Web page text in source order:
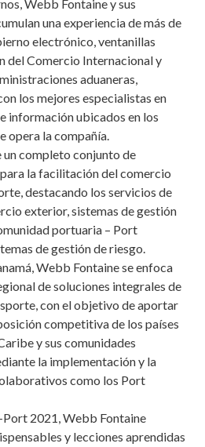
Webb Fontaine y sus
una experiencia de más de
electrónico, ventanillas
del Comercio Internacional y
aduaneras,
los mejores especialistas en
información ubicados en los
opera la compañía.
completo conjunto de
la facilitación del comercio
destacando los servicios de
exterior, sistemas de gestión
portuaria – Port
de gestión de riesgo.
Webb Fontaine se enfoca
de soluciones integrales de
con el objetivo de aportar
competitiva de los países
y sus comunidades
la implementación y la
como los Port
2021, Webb Fontaine
y lecciones aprendidas